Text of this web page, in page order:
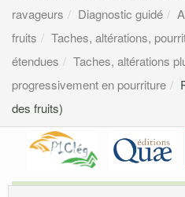
ravageurs
Diagnostic guidé
fruits
Taches, altérations,
étendues
Taches, altérations
progressivement en pourriture
des fruits)